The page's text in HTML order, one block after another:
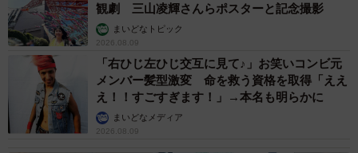
観劇 三山凌輝さんらポスターと記念撮影
まいどなトピック
2026.08.09
「右ひじ左ひじ交互に見て♪」お笑いコンビ元
メンバー髪型激変 命を救う資格を取得「ええ
え！！すごすぎます！」→本名も明らかに
まいどなメディア
2026.08.09